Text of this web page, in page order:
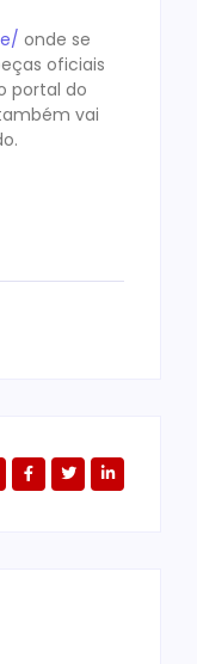
onde se
oficiais
portal do
vai